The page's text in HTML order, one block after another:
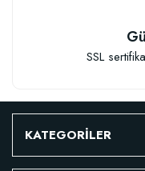
SSL
KATEGORİLER